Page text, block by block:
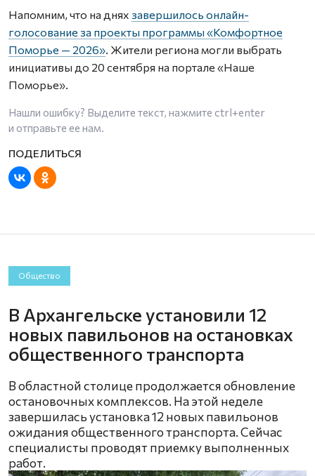
Напомним, что на днях завершилось онлайн-
голосование за проекты программы «Комфортное
Поморье — 2026». Жители региона могли выбрать
инициативы до 20 сентября на портале «Наше
Поморье».
Нашли ошибку? Выделите текст, нажмите ctrl+enter
и отправьте ее нам.
Общество
В Архангельске установили 12
новых павильонов на остановках
общественного транспорта
В областной столице продолжается обновление
остановочных комплексов. На этой неделе
завершилась установка 12 новых павильонов
ожидания общественного транспорта. Сейчас
специалисты проводят приемку выполненных
работ.